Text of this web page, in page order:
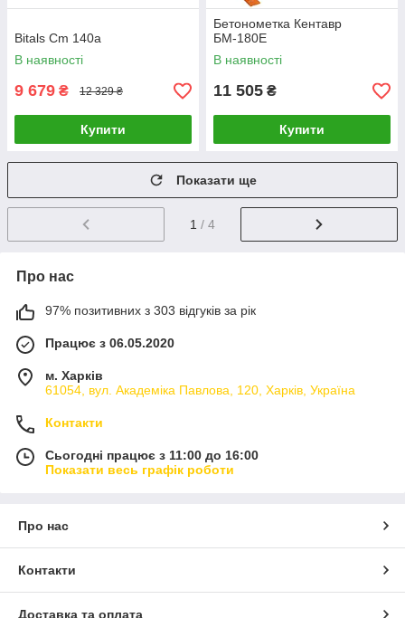
Bitals Cm 140a
В наявності
9 679 ₴ 12 329 ₴
Купити
Бетонометка Кентавр
БМ-180Е
В наявності
11 505 ₴
Купити
Показати ще
1 / 4
Про нас
97% позитивних з 303 відгуків за рік
Працює з 06.05.2020
м. Харків
61054, вул. Академіка Павлова, 120, Харків, Україна
Контакти
Сьогодні працює з 11:00 до 16:00
Показати весь графік роботи
Про нас
Контакти
Доставка та оплата